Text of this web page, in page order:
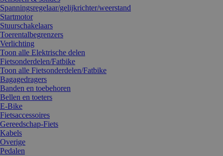
Spanningsregelaar/gelijkrichter/weerstand
Startmotor
Stuurschakelaars
Toerentalbegrenzers
Verlichting
Toon alle Elektrische delen
Fietsonderdelen/Fatbike
Toon alle Fietsonderdelen/Fatbike
Bagagedragers
Banden en toebehoren
Bellen en toeters
E-Bike
Fietsaccessoires
Gereedschap-Fiets
Kabels
Overige
Pedalen